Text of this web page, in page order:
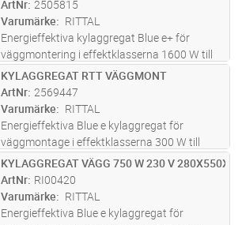
ArtNr 2505815
Varumärke
RITTAL
Energieffektiva kylaggregat Blue e+ för
väggmontering i effektklasserna 1600 W till
5500 W. genom användning av
varvtalsreglerade komponenter och Heat
Pipe-teknologin får du en genomsnittlig
energibe...läs mer
ST Lägg i kundvagn
KYLAGGREGAT RTT VÄGGMONT
ArtNr 2569447
Varumärke
RITTAL
Energieffektiva Blue e kylaggregat för
väggmontage i effektklasserna 300 W till
4000 W och från 1000 W med integrerad
elektrisk kondensatförångare. Finns i
specialformaten "horisontell" och "inby
mer
ST Lägg i kundvagn
KYLAGGREGAT VÄGG 750 W 230 V
ArtNr RI00420
Varumärke
RITTAL
Energieffektiva Blue e kylaggregat för